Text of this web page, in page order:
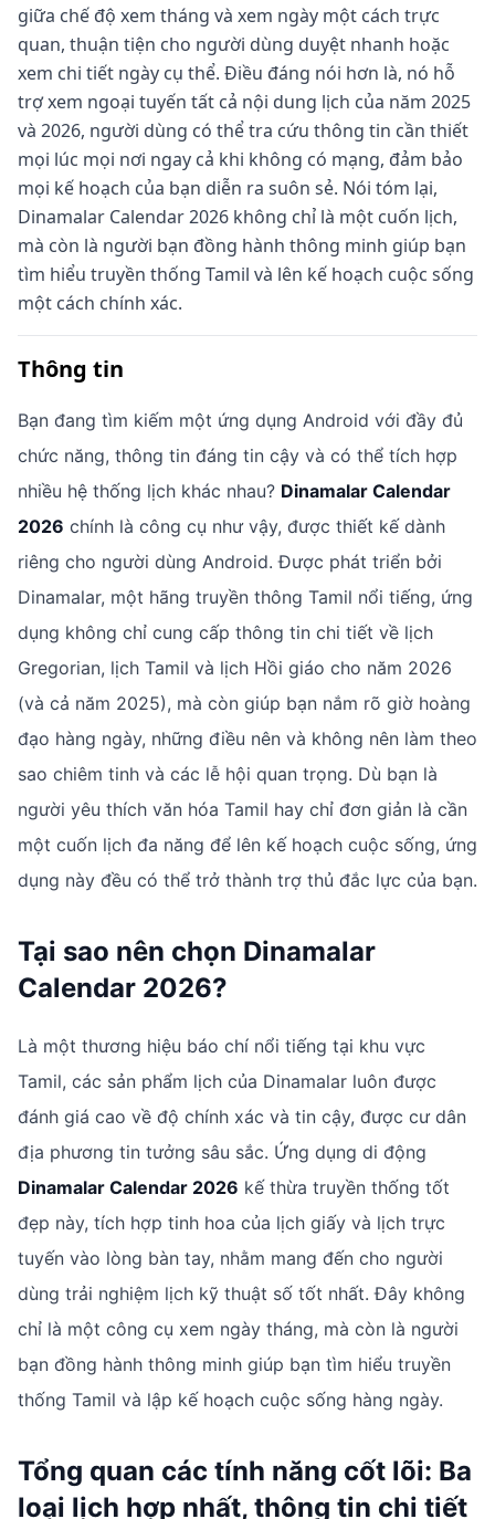
giữa chế độ xem tháng và xem ngày một cách trực
quan, thuận tiện cho người dùng duyệt nhanh hoặc
xem chi tiết ngày cụ thể. Điều đáng nói hơn là, nó hỗ
trợ xem ngoại tuyến tất cả nội dung lịch của năm 2025
và 2026, người dùng có thể tra cứu thông tin cần thiết
mọi lúc mọi nơi ngay cả khi không có mạng, đảm bảo
mọi kế hoạch của bạn diễn ra suôn sẻ. Nói tóm lại,
Dinamalar Calendar 2026 không chỉ là một cuốn lịch,
mà còn là người bạn đồng hành thông minh giúp bạn
tìm hiểu truyền thống Tamil và lên kế hoạch cuộc sống
một cách chính xác.
Thông tin
Bạn đang tìm kiếm một ứng dụng Android với đầy đủ
chức năng, thông tin đáng tin cậy và có thể tích hợp
nhiều hệ thống lịch khác nhau? Dinamalar Calendar
2026 chính là công cụ như vậy, được thiết kế dành
riêng cho người dùng Android. Được phát triển bởi
Dinamalar, một hãng truyền thông Tamil nổi tiếng, ứng
dụng không chỉ cung cấp thông tin chi tiết về lịch
Gregorian, lịch Tamil và lịch Hồi giáo cho năm 2026
(và cả năm 2025), mà còn giúp bạn nắm rõ giờ hoàng
đạo hàng ngày, những điều nên và không nên làm theo
sao chiêm tinh và các lễ hội quan trọng. Dù bạn là
người yêu thích văn hóa Tamil hay chỉ đơn giản là cần
một cuốn lịch đa năng để lên kế hoạch cuộc sống, ứng
dụng này đều có thể trở thành trợ thủ đắc lực của bạn.
Tại sao nên chọn Dinamalar
Calendar 2026?
Là một thương hiệu báo chí nổi tiếng tại khu vực
Tamil, các sản phẩm lịch của Dinamalar luôn được
đánh giá cao về độ chính xác và tin cậy, được cư dân
địa phương tin tưởng sâu sắc. Ứng dụng di động
Dinamalar Calendar 2026 kế thừa truyền thống tốt
đẹp này, tích hợp tinh hoa của lịch giấy và lịch trực
tuyến vào lòng bàn tay, nhằm mang đến cho người
dùng trải nghiệm lịch kỹ thuật số tốt nhất. Đây không
chỉ là một công cụ xem ngày tháng, mà còn là người
bạn đồng hành thông minh giúp bạn tìm hiểu truyền
thống Tamil và lập kế hoạch cuộc sống hàng ngày.
Tổng quan các tính năng cốt lõi: Ba
loại lịch hợp nhất, thông tin chi tiết